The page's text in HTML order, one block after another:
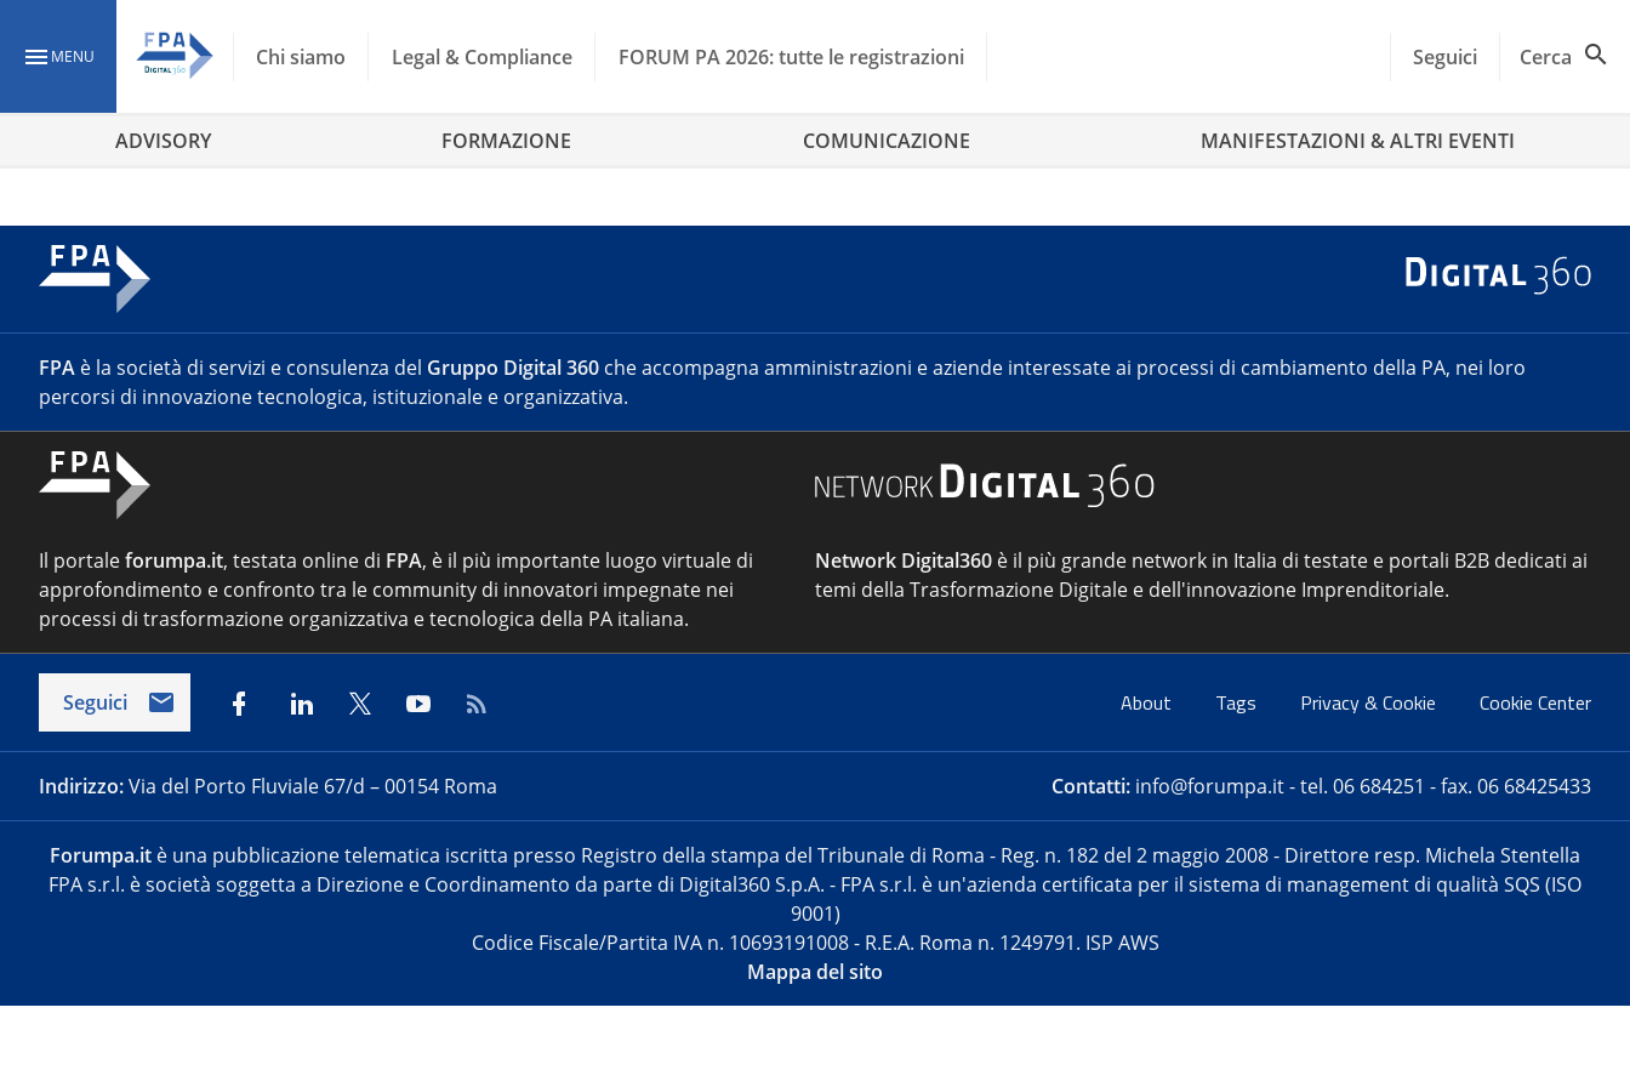
MENU Chi siamo Legal & Compliance FORUM PA 2026: tutte le registrazioni Seguici Cerca
ADVISORY FORMAZIONE COMUNICAZIONE MANIFESTAZIONI & ALTRI EVENTI
FPA è la società di servizi e consulenza del Gruppo Digital 360 che accompagna amministrazioni e aziende interessate ai processi di cambiamento della PA, nei loro
percorsi di innovazione tecnologica, istituzionale e organizzativa.
Il portaleforumpa.it, testata online di FPA, è il più importante luogo virtuale di
approfondimento e confronto tra le community di innovatori impegnate nei
processi di trasformazione organizzativa e tecnologica della PA italiana.
Network Digital360 è il più grande network in Italia di testate e portali B2B dedicati ai
temi della Trasformazione Digitale e dell'innovazione Imprenditoriale.
Seguici About Tags Privacy & Cookie Cookie Center
Indirizzo:Via del Porto Fluviale 67/d – 00154 Roma Contatti: info@forumpa.it- tel. 06 684251 - fax. 06 68425433
Forumpa.it è una pubblicazione telematica iscritta presso Registro della stampa del Tribunale di Roma - Reg. n. 182 del 2 maggio 2008 - Direttore resp. Michela Stentella
FPA s.r.l. è società soggetta a Direzione e Coordinamento da parte di Digital360 S.p.A. - FPA s.r.l. è un'azienda certificata per il sistema di management di qualità SQS (ISO
9001)
Codice Fiscale/Partita IVA n. 10693191008 - R.E.A. Roma n. 1249791. ISP AWS
Mappa del sito